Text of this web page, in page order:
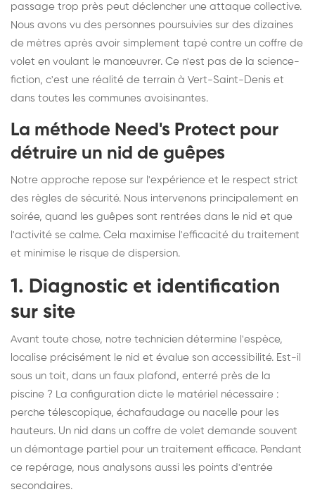
passage trop près peut déclencher une attaque collective.
Nous avons vu des personnes poursuivies sur des dizaines
de mètres après avoir simplement tapé contre un coffre de
volet en voulant le manœuvrer. Ce n'est pas de la science-
fiction, c'est une réalité de terrain à Vert-Saint-Denis et
dans toutes les communes avoisinantes.
La méthode Need's Protect pour
détruire un nid de guêpes
Notre approche repose sur l'expérience et le respect strict
des règles de sécurité. Nous intervenons principalement en
soirée, quand les guêpes sont rentrées dans le nid et que
l'activité se calme. Cela maximise l'efficacité du traitement
et minimise le risque de dispersion.
1. Diagnostic et identification
sur site
Avant toute chose, notre technicien détermine l'espèce,
localise précisément le nid et évalue son accessibilité. Est-il
sous un toit, dans un faux plafond, enterré près de la
piscine ? La configuration dicte le matériel nécessaire :
perche télescopique, échafaudage ou nacelle pour les
hauteurs. Un nid dans un coffre de volet demande souvent
un démontage partiel pour un traitement efficace. Pendant
ce repérage, nous analysons aussi les points d'entrée
secondaires.